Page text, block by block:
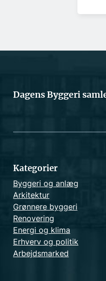
Dagens Byggeri
Kategorier
Byggeri og anlæg
Arkitektur
Grønnere byggeri
Renovering
Energi og klima
Erhverv og politik
Arbejdsmarked